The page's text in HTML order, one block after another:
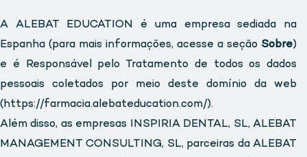
A ALEBAT EDUCATION é uma empresa sediada na
Espanha (para mais informações, acesse a seção Sobre)
e é Responsável pelo Tratamento de todos os dados
pessoais coletados por meio deste domínio da web
(https://farmacia.alebateducation.com/).
Além disso, as empresas INSPIRIA DENTAL, SL, ALEBAT
MANAGEMENT CONSULTING, SL, parceiras da ALEBAT